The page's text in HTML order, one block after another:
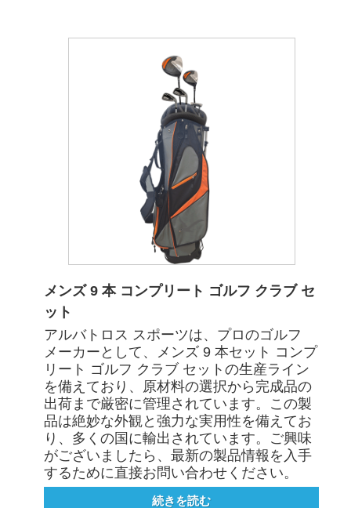
メンズ 9 本 コンプリート ゴルフ クラブ セ
ット
アルバトロス スポーツは、プロのゴルフ
メーカーとして、メンズ 9 本セット コンプ
リート ゴルフ クラブ セットの生産ライン
を備えており、原材料の選択から完成品の
出荷まで厳密に管理されています。この製
品は絶妙な外観と強力な実用性を備えてお
り、多くの国に輸出されています。ご興味
がございましたら、最新の製品情報を入手
するために直接お問い合わせください。
続きを読む